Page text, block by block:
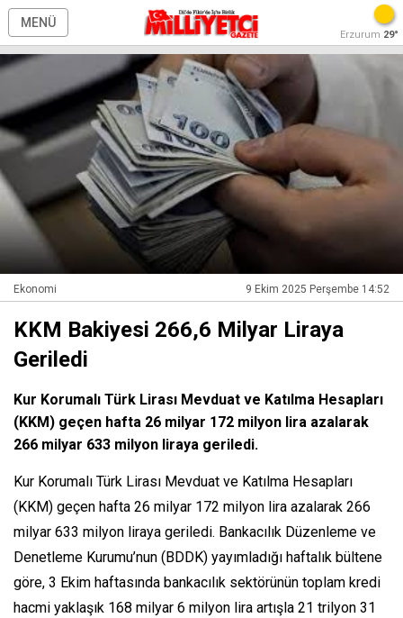
MENÜ
Erzurum 29°
Ekonomi 9 Ekim 2025 Perşembe 14:52
KKM Bakiyesi 266,6 Milyar Liraya
Geriledi
Kur Korumalı Türk Lirası Mevduat ve Katılma Hesapları
(KKM) geçen hafta 26 milyar 172 milyon lira azalarak
266 milyar 633 milyon liraya geriledi.
Kur Korumalı Türk Lirası Mevduat ve Katılma Hesapları
(KKM) geçen hafta 26 milyar 172 milyon lira azalarak 266
milyar 633 milyon liraya geriledi. Bankacılık Düzenleme ve
Denetleme Kurumu’nun (BDDK) yayımladığı haftalık bültene
göre, 3 Ekim haftasında bankacılık sektörünün toplam kredi
hacmi yaklaşık 168 milyar 6 milyon lira artışla 21 trilyon 31